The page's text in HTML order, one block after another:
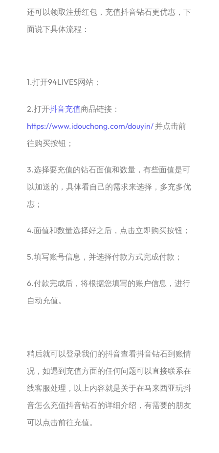
还可以领取注册红包，充值抖音钻石更优惠，下
面说下具体流程：
1.打开94LIVES网站；
2.打开抖音充值商品链接：
https://www.idouchong.com/douyin/并点击前
往购买按钮；
3.选择要充值的钻石面值和数量，有些面值是可
以加送的，具体看自己的需求来选择，多充多优
惠；
4.面值和数量选择好之后，点击立即购买按钮；
5.填写账号信息，并选择付款方式完成付款；
6.付款完成后，将根据您填写的账户信息，进行
自动充值。
稍后就可以登录我们的抖音查看抖音钻石到账情
况，如遇到充值方面的任何问题可以直接联系在
线客服处理，以上内容就是关于在马来西亚玩抖
音怎么充值抖音钻石的详细介绍，有需要的朋友
可以点击前往充值。